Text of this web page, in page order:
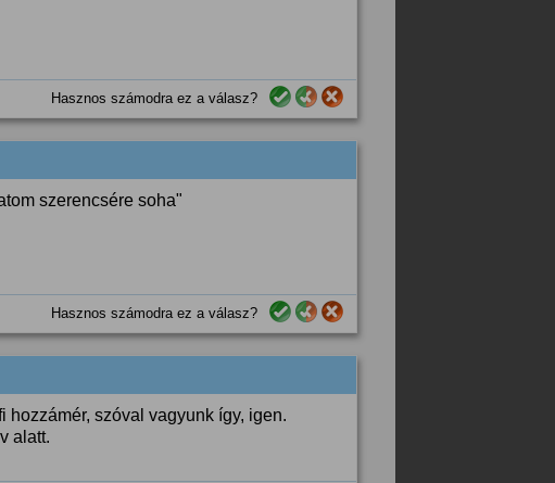
Hasznos számodra ez a válasz?
szerencsére soha"
Hasznos számodra ez a válasz?
hozzámér, szóval vagyunk így, igen.
alatt.